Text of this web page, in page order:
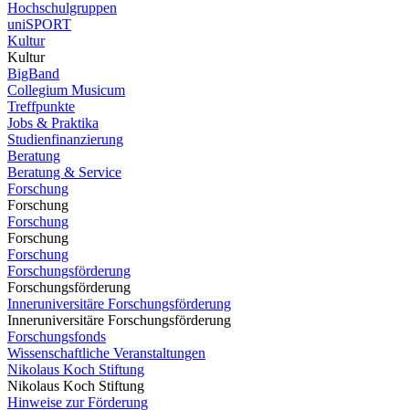
Hochschulgruppen
uniSPORT
Kultur
Kultur
BigBand
Collegium Musicum
Treffpunkte
Jobs & Praktika
Studienfinanzierung
Beratung
Beratung & Service
Forschung
Forschung
Forschung
Forschung
Forschung
Forschungsförderung
Forschungsförderung
Inneruniversitäre Forschungsförderung
Inneruniversitäre Forschungsförderung
Forschungsfonds
Wissenschaftliche Veranstaltungen
Nikolaus Koch Stiftung
Nikolaus Koch Stiftung
Hinweise zur Förderung